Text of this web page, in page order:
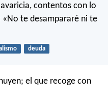
contentos con lo
te desampararé ni te
deuda
el que recoge con